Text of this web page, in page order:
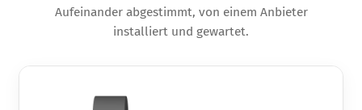
Aufeinander abgestimmt, von einem Anbieter
installiert und gewartet.